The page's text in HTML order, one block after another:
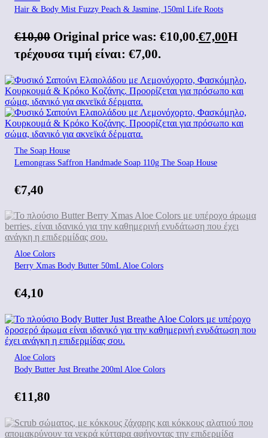
Hair & Body Μist Fuzzy Peach & Jasmine, 150ml Life Roots
€10,00 Original price was: €10,00.€7,00Η
τρέχουσα τιμή είναι: €7,00.
The Soap House
Lemongrass Saffron Handmade Soap 110g The Soap House
€7,40
Aloe Colors
Berry Xmas Body Butter 50mL Aloe Colors
€4,10
Aloe Colors
Body Butter Just Breathe 200ml Aloe Colors
€11,80